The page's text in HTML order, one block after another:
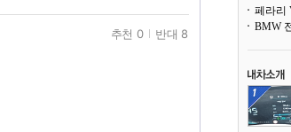
추천 0 반대 8